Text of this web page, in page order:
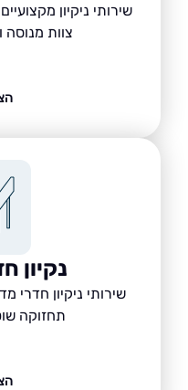
שירותי ניקיון מקצועיים
צוות מנוסה
נקיון חדרי
שירותי ניקיון חדרי מדרגות
תחזוקה שוטפת